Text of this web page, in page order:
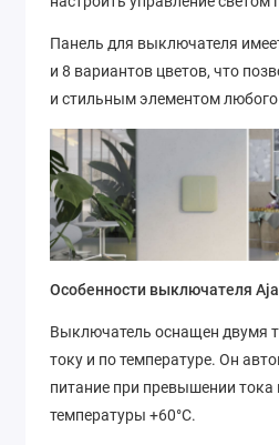
Панель для выключателя
и 8 вариантов цветов, что
и стильным элементом любого
Особенности выключателя
Выключатель оснащен двумя
току и по температуре. Он
питание при превышении тока
температуры +60°C.